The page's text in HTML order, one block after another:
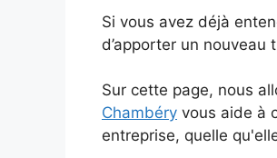
Si vous avez déjà
d’apporter un
Sur cette page, nous
Chambéry vous aide à
entreprise, quelle